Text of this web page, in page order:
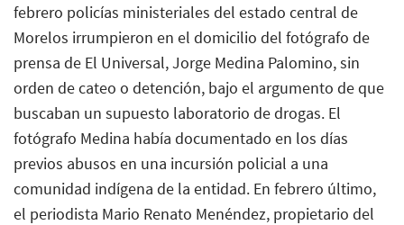
febrero policías ministeriales del estado central de
Morelos irrumpieron en el domicilio del fotógrafo de
prensa de El Universal, Jorge Medina Palomino, sin
orden de cateo o detención, bajo el argumento de que
buscaban un supuesto laboratorio de drogas. El
fotógrafo Medina había documentado en los días
previos abusos en una incursión policial a una
comunidad indígena de la entidad. En febrero último,
el periodista Mario Renato Menéndez, propietario del